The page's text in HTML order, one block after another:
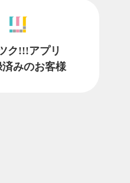
ク!!!アプリ
済みのお客様